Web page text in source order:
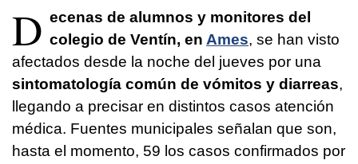
D ecenas de alumnos y monitores del
colegio de Ventín, en Ames, se han visto
afectados desde la noche del jueves por una
sintomatología común de vómitos y diarreas,
llegando a precisar en distintos casos atención
médica. Fuentes municipales señalan que son,
hasta el momento, 59 los casos confirmados por